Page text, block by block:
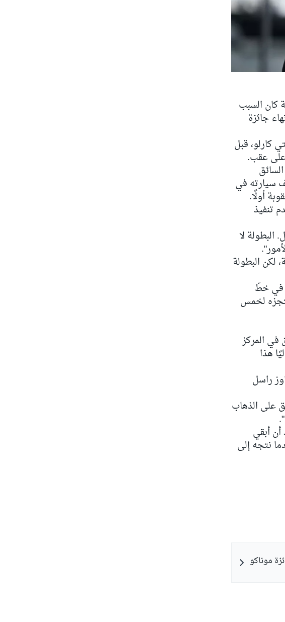
كان السبب
جائزة
كارلو، قبل
عقب.
امتد إلى 78 لفة، دخل السائق
سيارته في
أولًا.
عدم تنفيذ
العمل. البطولة لا
هناك، وكانت تلك 25 نقطة محتملة، لكن البطولة
في خطّ
لخمس
المركز
هذا
تجاوز راسل
على الذهاب
أبقي
نتجه إلى
1 بعد جائزة موناكو